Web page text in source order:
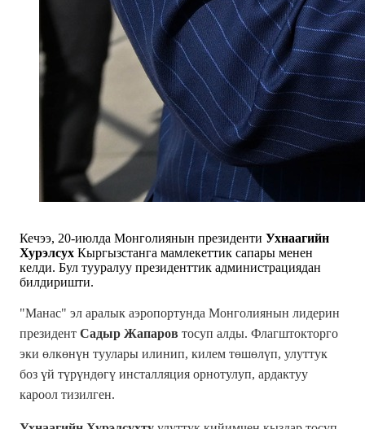
Кечээ, 20-июлда Монголиянын президенти Ухнаагийн
Хурэлсух Кыргызстанга мамлекеттик сапары менен
келди. Бул тууралуу президенттик администрациядан
билдиришти.
"Манас" эл аралык аэропортунда Монголиянын лидерин
президент Садыр Жапаров тосуп алды. Флагштокторго
эки өлкөнүн туулары илинип, килем төшөлүп, улуттук
боз үй түрүндөгү инсталляция орнотулуп, ардактуу
кароол тизилген.